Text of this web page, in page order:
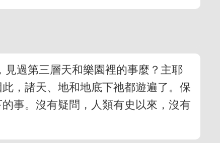
過第三層天和樂園裡的事麼？主耶
，諸天、地和地底下祂都遊遍了。保
事。沒有疑問，人類有史以來，沒有